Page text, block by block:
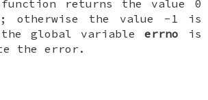
returns the value 0
otherwise the value -1 is
the global variableerrno is
the error.